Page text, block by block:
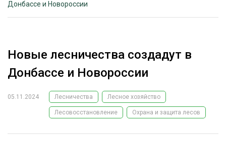
РЕКЛАМОДАТЕЛЯМ
ЛЕСНОЕ ХОЗЯЙСТВО
ЛЕСОЗАГОТОВКА
Донбассе и Новороссии
Новые лесничества создадут в
Донбассе и Новороссии
05.11.2024 Лесничества Лесное хозяйство
Лесовосстановление Охрана и защита лесов